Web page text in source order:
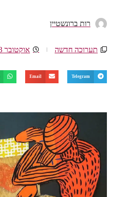
רות ברונשטיין
תערוכה חדשה אוקטובר 13, 2024
Telegram
Email